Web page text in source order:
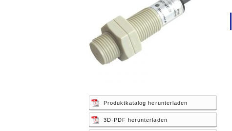
Produktkatalog herunterladen
3D-PDF herunterladen